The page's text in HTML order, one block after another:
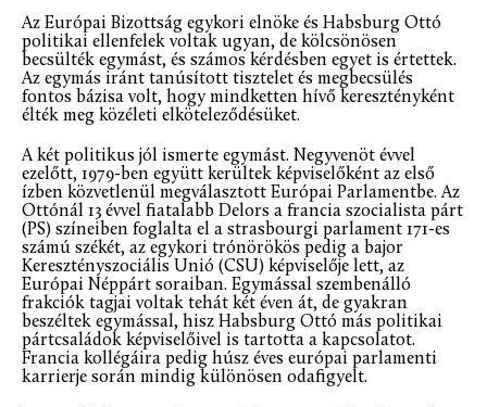
Az Európai Bizottság egykori elnöke és Habsburg Ottó
politikai ellenfelek voltak ugyan, de kölcsönösen
becsülték egymást, és számos kérdésben egyet is értettek.
Az egymás iránt tanúsított tisztelet és megbecsülés
fontos bázisa volt, hogy mindketten hívő keresztényként
élték meg közéleti elköteleződésüket.
A két politikus jól ismerte egymást. Negyvenöt évvel
ezelőtt, 1979-ben együtt kerültek képviselőként az első
ízben közvetlenül megválasztott Európai Parlamentbe. Az
Ottónál 13 évvel fiatalabb Delors a francia szocialista párt
(PS) színeiben foglalta el a strasbourgi parlament 171-es
számú székét, az egykori trónörökös pedig a bajor
Keresztényszociális Unió (CSU) képviselője lett, az
Európai Néppárt soraiban. Egymással szembenálló
frakciók tagjai voltak tehát két éven át, de gyakran
beszéltek egymással, hisz Habsburg Ottó más politikai
pártcsaládok képviselőivel is tartotta a kapcsolatot.
Francia kollégáira pedig húsz éves európai parlamenti
karrierje során mindig különösen odafigyelt.